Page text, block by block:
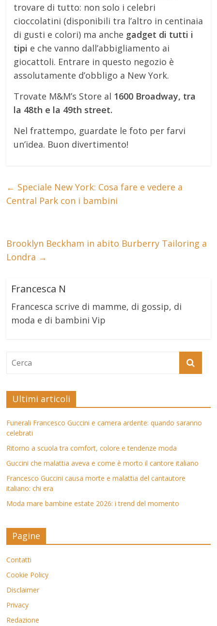
trovare di tutto: non solo i celebri
cioccolatini (disponibili tra l’altro in centinaia
di gusti e colori) ma anche gadget di tutti i
tipi e che vanno dall’abbigliamento ai
giocattoli. Entrare in questo negozio è
assolutamente d’obbligo a New York.
Trovate M&M’s Store al 1600 Broadway, tra
la 48th e la 49th street.
Nel frattempo, guardate le foto per farvi
un’idea. Buon divertimento!
← Speciale New York: Cosa fare e vedere a
Central Park con i bambini
Brooklyn Beckham in abito Burberry Tailoring a
Londra →
Francesca N
Francesca scrive di mamme, di gossip, di
moda e di bambini Vip
Ultimi articoli
Funerali Francesco Guccini e camera ardente: quando saranno
celebrati
Ritorno a scuola tra comfort, colore e tendenze moda
Guccini che malattia aveva e come è morto il cantore italiano
Francesco Guccini causa morte e malattia del cantautore
italiano: chi era
Moda mare bambine estate 2026: i trend del momento
Pagine
Contatti
Cookie Policy
Disclaimer
Privacy
Redazione